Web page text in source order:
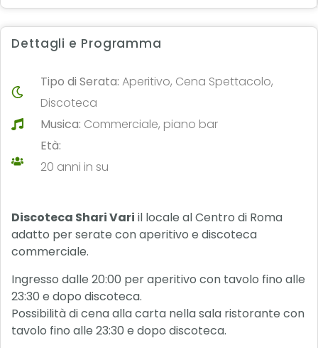
Dettagli e Programma
Tipo di Serata:Aperitivo, Cena Spettacolo,
Discoteca
Musica: Commerciale, piano bar
Età:
20 anni in su
Discoteca Shari Vari il locale al Centro di Roma
adatto per serate con aperitivo e discoteca
commerciale.
Ingresso dalle 20:00 per aperitivo con tavolo fino alle
23:30 e dopo discoteca.
Possibilità di cena alla carta nella sala ristorante con
tavolo fino alle 23:30 e dopo discoteca.